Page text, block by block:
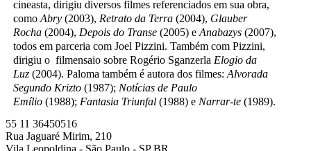
cineasta, dirigiu diversos filmes referenciados em sua obra,
como Abry (2003), Retrato da Terra (2004), Glauber
Rocha (2004), Depois do Transe (2005) e Anabazys (2007),
todos em parceria com Joel Pizzini. Também com Pizzini,
dirigiu o filmensaio sobre Rogério Sganzerla Elogio da
Luz (2004). Paloma também é autora dos filmes: Alvorada
Segundo Krizto (1987); Notícias de Paulo
Emílio (1988); Fantasia Triunfal (1988) e Narrar-te (1989).
55 11 36450516
Rua Jaguaré Mirim, 210